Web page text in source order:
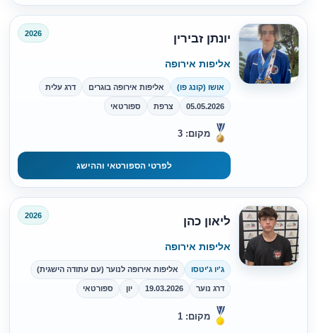
יונתן זבירין 2026
אליפות אירופה
אושו (קונג פו) אליפות אירופה בוגרים דרג עלית
05.05.2026 צרפת ספורטאי
מקום: 3
לפרטי הספורטאי וההישג
ליאון כהן 2026
אליפות אירופה
ג'יו ג'יטסו אליפות אירופה לנוער (עם עתודה הישגית)
דרג נוער 19.03.2026 יון ספורטאי
מקום: 1